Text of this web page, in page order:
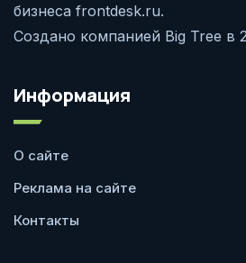
бизнеса frontdesk.ru.
Создано компанией Big Tree в
Информация
О сайте
Реклама на сайте
Контакты